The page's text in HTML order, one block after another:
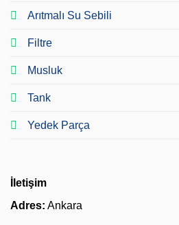
Arıtmalı Su Sebili
Filtre
Musluk
Tank
Yedek Parça
İletişim
Adres: Ankara